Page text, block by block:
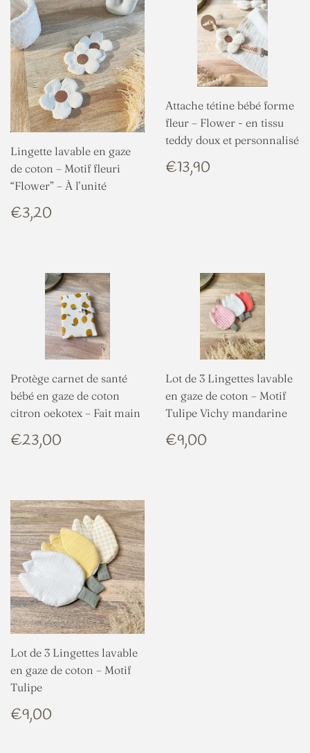
Lingette lavable en gaze
de coton – Motif fleuri
“Flower” – À l’unité
PRIX
RÉGULIER
€3,20
Attache tétine bébé forme
fleur – Flower - en tissu
teddy doux et personnalisé
PRIX
RÉGULIER
€13,90
Protège carnet de santé
bébé en gaze de coton
citron oekotex – Fait main
PRIX
RÉGULIER
€23,00
Lot de 3 Lingettes lavable
en gaze de coton – Motif
Tulipe Vichy mandarine
PRIX
RÉGULIER
€9,00
Lot de 3 Lingettes lavable
en gaze de coton – Motif
Tulipe
PRIX
RÉGULIER
€9,00